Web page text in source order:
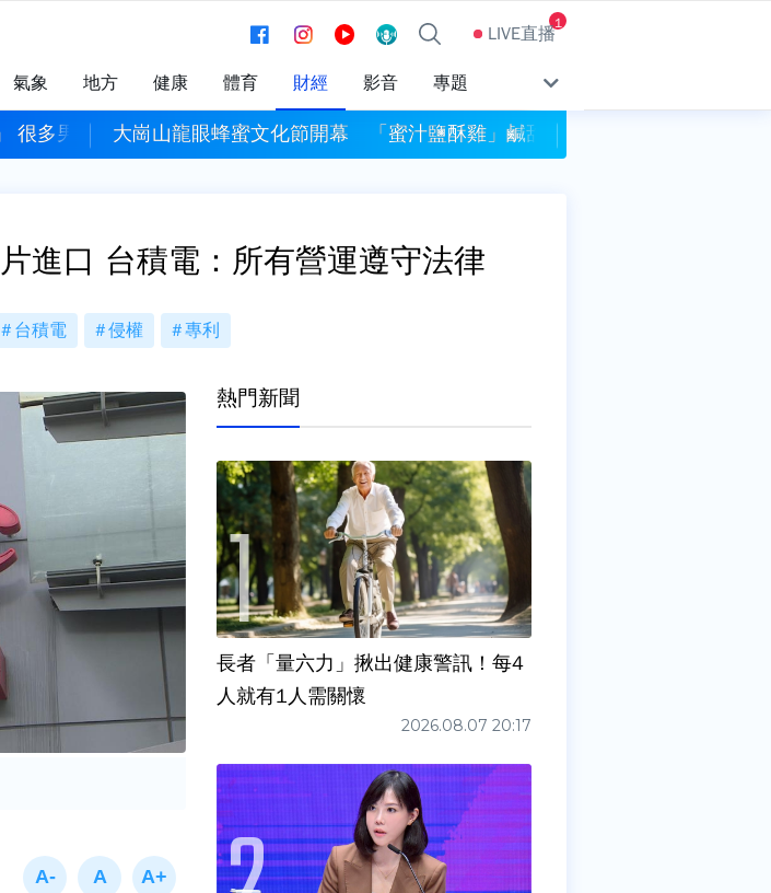
LIVE直播1
氣象 地方 健康 體育 財經 影音 專題
很多男人天天做大崗山龍眼蜂蜜文化節開幕 「蜜汁鹽酥雞」鹹甜新滋味掀話題
進口 台積電：所有營運遵守法律
台積電 侵權 專利
熱門新聞
長者「量六力」揪出健康警訊！每4
人就有1人需關懷
2026.08.07 20:17